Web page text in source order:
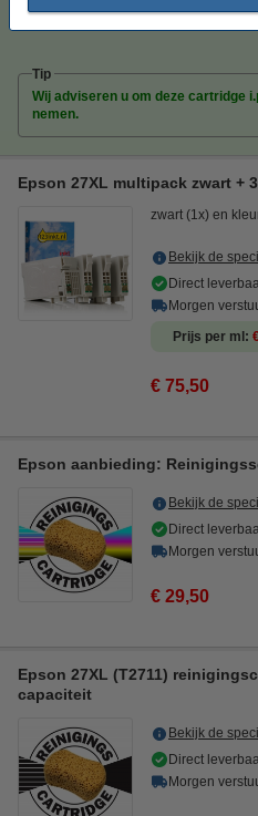
Tip
Wij adviseren u om deze cartridge
nemen.
Epson 27XL multipack zwart +
zwart (1x) en
Bekijk de
Direct
Morgen
Prijs per ml
€ 75,50
Epson aanbieding:
Bekijk de
Direct
Morgen
€ 29,50
Epson 27XL (T2711)
capaciteit
Bekijk de
Direct
Morgen